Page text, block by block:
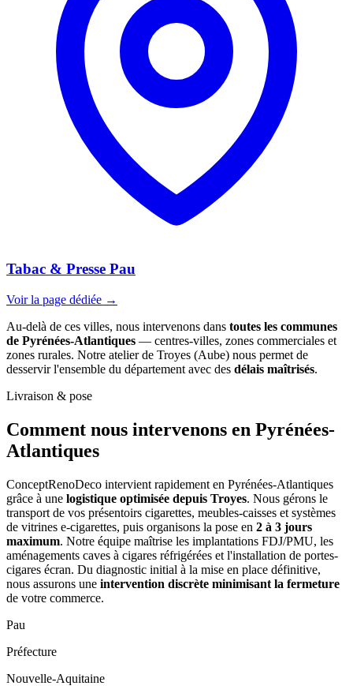
Tabac & Presse Pau
Voir la page dédiée →
Au-delà de ces villes, nous intervenons dans toutes les communes
de Pyrénées-Atlantiques — centres-villes, zones commerciales et
zones rurales. Notre atelier de Troyes (Aube) nous permet de
desservir l'ensemble du département avec des délais maîtrisés.
Livraison & pose
Comment nous intervenons en Pyrénées-
Atlantiques
ConceptRenoDeco intervient rapidement en Pyrénées-Atlantiques
grâce à une logistique optimisée depuis Troyes. Nous gérons le
transport de vos présentoirs cigarettes, meubles-caisses et systèmes
de vitrines e-cigarettes, puis organisons la pose en 2 à 3 jours
maximum. Notre équipe maîtrise les implantations FDJ/PMU, les
aménagements caves à cigares réfrigérées et l'installation de portes-
cigares écran. Du diagnostic initial à la mise en place définitive,
nous assurons une intervention discrète minimisant la fermeture
de votre commerce.
Pau
Préfecture
Nouvelle-Aquitaine